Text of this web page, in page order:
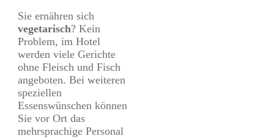
Sie ernähren sich
vegetarisch? Kein
Problem, im Hotel
werden viele Gerichte
ohne Fleisch und Fisch
angeboten. Bei weiteren
speziellen
Essenswünschen können
Sie vor Ort das
mehrsprachige Personal